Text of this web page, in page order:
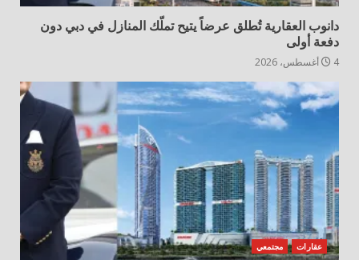
دانوب العقارية تُطلق عرضاً يتيح تملّك المنازل في دبي دون
دفعة أولى
4 أغسطس، 2026
عقارات مجتمعي